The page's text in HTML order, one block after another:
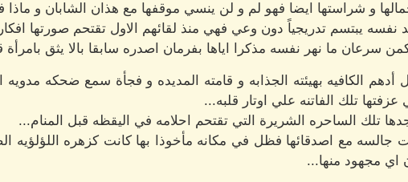
و شراستها ايضا فهو لم و لن ينسي موقفها مع هذان الشابان و ماذا
نفسه يبتسم تدريجياً دون وعي فهي منذ لقائهم الاول تقتحم صورتها
سرعان ما نهر نفسه مذكرا اياها بفرمان اصدره سابقا بالا يثق
أدهم الكافيه بهيئته الجذابه و قامته المديده و فجأة سمع ضحكه
عزفتها تلك الفاتنه علي اوتار قلبه...
تلك الساحره الشريرة التي تقتحم احلامه في اليقظه قبل المنام...
جالسه مع اصدقائها فظل في مكانه مأخوذا بها كانت كزهره اللؤلؤيه
اي مجهود منها...